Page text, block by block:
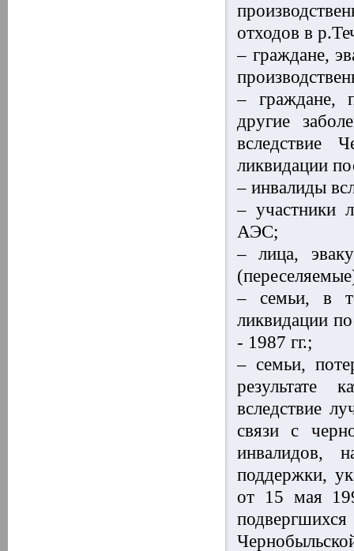
отходов в
– граждане,
– граждане,
другие
вследствие
ликвидации
– инвалиды
– участники
АЭС;
– лица,
– семьи, в
ликвидации
- 1987 гг.;
– семьи,
результате
вследствие
связи с
инвалидов,
поддержки,
от 15 мая